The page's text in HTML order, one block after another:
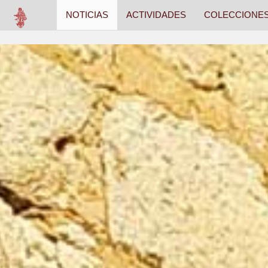
NOTICIAS ACTIVIDADES